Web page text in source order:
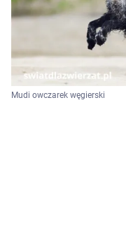
Mudi owczarek węgierski